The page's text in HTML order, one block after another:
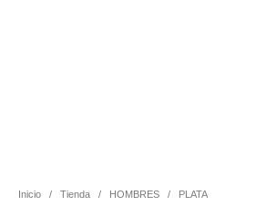
Inicio / Tienda / HOMBRES / PLATA